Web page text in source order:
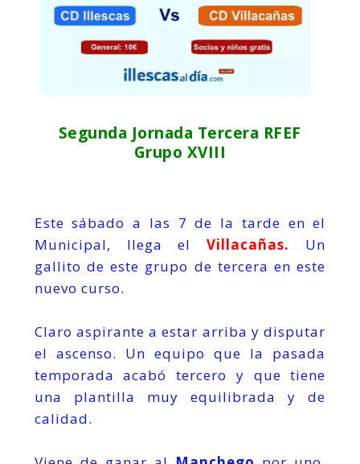
Segunda Jornada Tercera RFEF
Grupo XVIII
Este sábado a las 7 de la tarde en el
Municipal, llega elVillacañas.
Un
gallito de este grupo de tercera en este
nuevo curso.
Claro aspirante a estar arriba y disputar
el ascenso. Un equipo que la pasada
temporada acabó tercero y que tiene
una plantilla muy equilibrada y de
calidad.